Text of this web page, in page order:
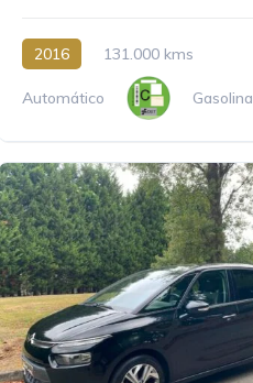
2016 131.000 kms
Automático Gasolina